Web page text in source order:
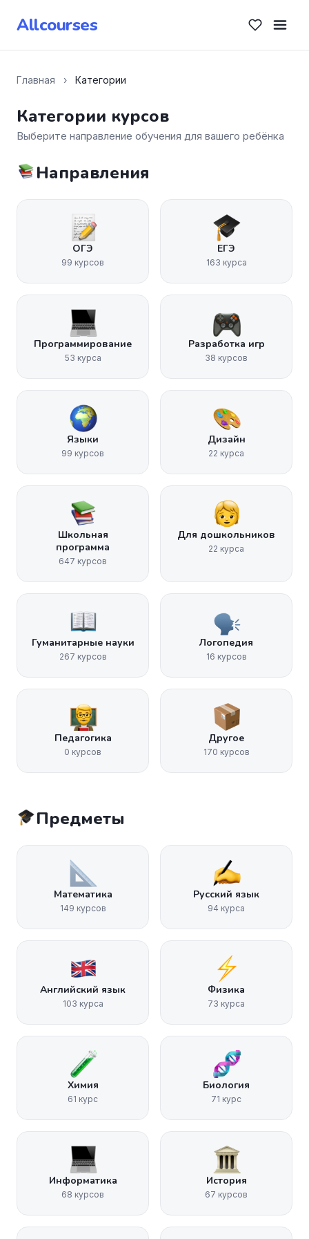
Allcourses
Главная › Категории
Категории курсов
Выберите направление обучения для вашего ребёнка
Направления
ОГЭ
99 курсов
ЕГЭ
163 курса
Программирование
53 курса
Разработка игр
38 курсов
Языки
99 курсов
Дизайн
22 курса
Школьная
программа
647 курсов
Для дошкольников
22 курса
Гуманитарные науки
267 курсов
Логопедия
16 курсов
Педагогика
0 курсов
Другое
170 курсов
Предметы
Математика
149 курсов
Русский язык
94 курса
Английский язык
103 курса
Физика
73 курса
Химия
61 курс
Биология
71 курс
Информатика
68 курсов
История
67 курсов